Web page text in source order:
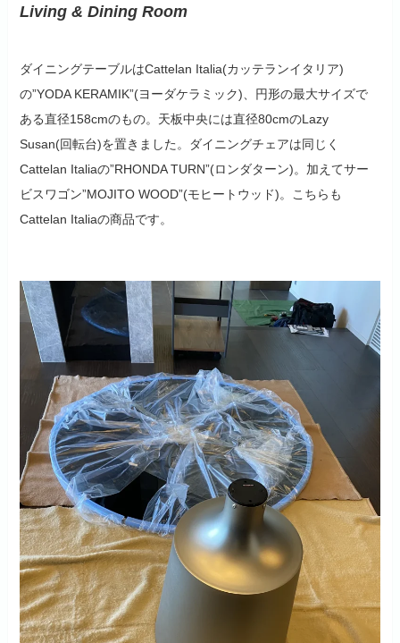
Living & Dining Room
ダイニングテーブルはCattelan Italia(カッテランイタリア)
の”YODA KERAMIK”(ヨーダケラミック)、円形の最大サイズで
ある直径158cmのもの。天板中央には直径80cmのLazy
Susan(回転台)を置きました。ダイニングチェアは同じく
Cattelan Italiaの”RHONDA TURN”(ロンダターン)。加えてサー
ビスワゴン”MOJITO WOOD”(モヒートウッド)。こちらも
Cattelan Italiaの商品です。